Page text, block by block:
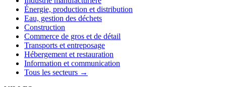
Énergie, production et distribution
Eau, gestion des déchets
Construction
Commerce de gros et de détail
Transports et entreposage
Hébergement et restauration
Information et communication
Tous les secteurs →